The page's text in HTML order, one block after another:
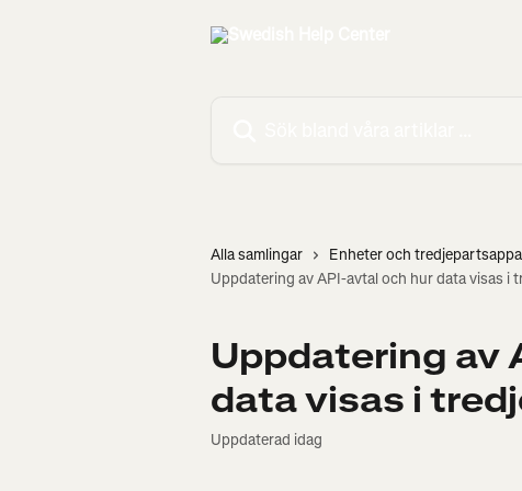
Alla samlingar Enheter och
Uppdatering av API-avtal och hur data visas i
Uppdatering av
data visas i
Uppdaterad idag